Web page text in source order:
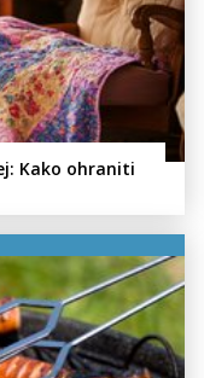
Kako ohraniti